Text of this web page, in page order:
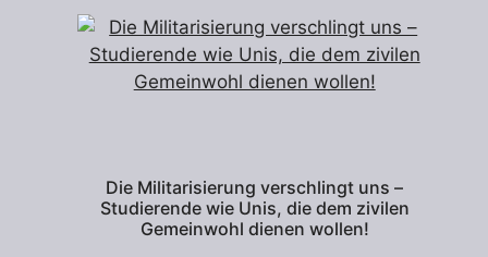
Die Militarisierung verschlingt uns –
Studierende wie Unis, die dem zivilen
Gemeinwohl dienen wollen!